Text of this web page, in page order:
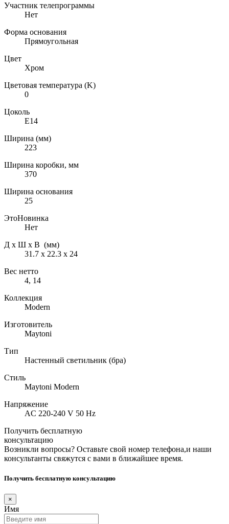
Участник телепрограммы
Нет
Форма основания
Прямоугольная
Цвет
Хром
Цветовая температура (K)
0
Цоколь
E14
Ширина (мм)
223
Ширина коробки, мм
370
Ширина основания
25
ЭтоНовинка
Нет
Д х Ш х В (мм)
31.7 х 22.3 х 24
Вес нетто
4, 14
Коллекция
Modern
Изготовитель
Maytoni
Тип
Настенный светильник (бра)
Стиль
Maytoni Modern
Напряжение
AC 220-240 V 50 Hz
Получить бесплатную
консультацию
Возникли вопросы? Оставьте свой номер телефона,и наши
консультанты свяжутся с вами в ближайшее время.
Получить бесплатную консультацию
×
Имя